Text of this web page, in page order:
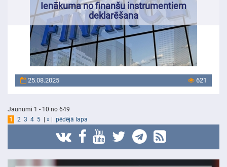
Ienākuma no finanšu instrumentiem
deklarēšana
25.08.2025 621
Jaunumi 1 - 10 no 649
1
2 3 4 5 » pēdējā lapa